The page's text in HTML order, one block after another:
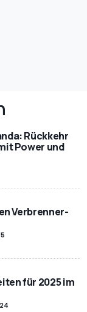
Rückkehr
Power und
Verbrenner-
für 2025 im